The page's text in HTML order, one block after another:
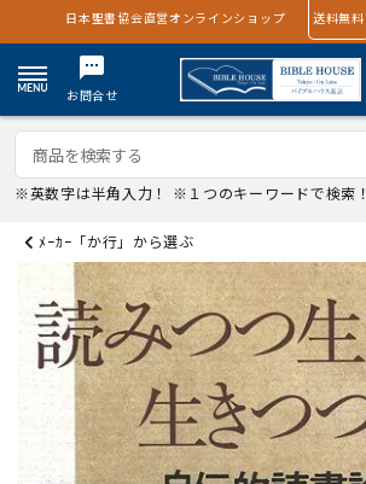
日本聖書協会直営オンラインショップ 送料無料
textsms
お問合せ
※英数字は半角入力！ ※１つのキーワードで検索！
ﾒｰｶｰ「か行」から選ぶ